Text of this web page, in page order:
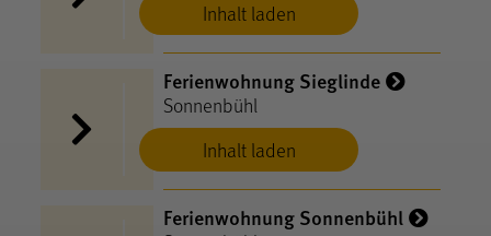
Inhalt laden
Inhalt laden
Ferienwohnung Sieglinde
Sonnenbühl
Ferienwohnung Sonnenbühl